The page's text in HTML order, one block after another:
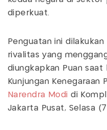
diperkuat.
Penguatan ini
rivalitas yang
diungkapkan Puan
Kunjungan Kenegaraan
Narendra Modidi
Jakarta Pusat, Selasa